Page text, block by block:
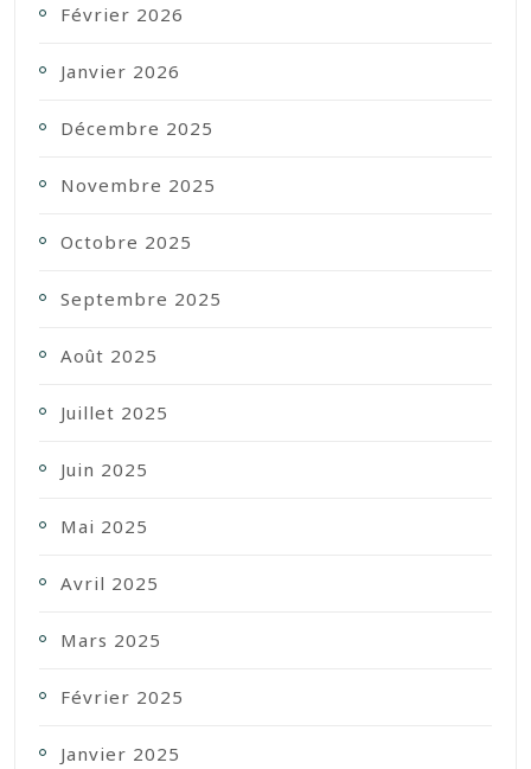
Février 2026
Janvier 2026
Décembre 2025
Novembre 2025
Octobre 2025
Septembre 2025
Août 2025
Juillet 2025
Juin 2025
Mai 2025
Avril 2025
Mars 2025
Février 2025
Janvier 2025